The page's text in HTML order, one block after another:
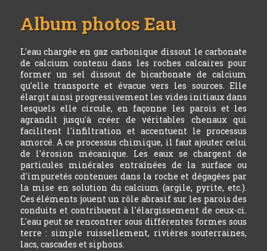
Album photosEau
L'eau chargée en gaz carbonique dissout le carbonate
de calcium contenu dans les roches calcaires pour
former un sel dissout de bicarbonate de calcium
qu'elle transporte et évacue vers les sources. Elle
élargit ainsi progressivement les vides initiaux dans
lesquels elle circule, en façonne les parois et les
agrandit jusqu'à créer de véritables chenaux qui
facilitent l'infiltration et accentuent le processus
amorcé. A ce processus chimique, il faut ajouter celui
de l'érosion mécanique. Les eaux se chargent de
particules minérales entraînées de la surface ou
d'impuretés contenues dans la roche et dégagées par
la mise en solution du calcium (argile, pyrite, etc.).
Ces éléments jouent un rôle abrasif sur les parois des
conduits et contribuent à l'élargissement de ceux-ci.
L'eau peut se rencontrer sous différentes formes sous
terre : simple ruissellement, rivières souterraines,
lacs, cascades et siphons.